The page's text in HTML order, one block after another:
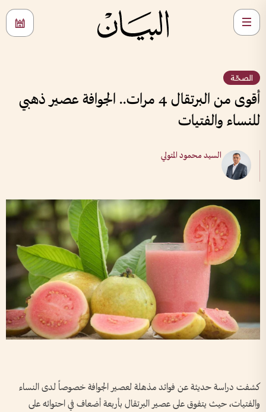
الصحّة
أقوى من البرتقال 4 مرات.. الجوافة عصير ذهبي
للنساء والفتيات
السيد محمود المتولي
كشفت دراسة حديثة عن فوائد مذهلة لعصير الجوافة خصوصاً لدى النساء
والفتيات، حيث يتفوق على عصير البرتقال بأربعة أضعاف في احتوائه على